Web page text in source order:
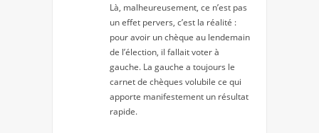
Là, malheureusement, ce n’est pas
un effet pervers, c’est la réalité :
pour avoir un chèque au lendemain
de l’élection, il fallait voter à
gauche. La gauche a toujours le
carnet de chèques volubile ce qui
apporte manifestement un résultat
rapide.